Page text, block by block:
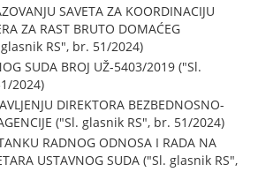
SAVETA ZA KOORDINACIJU
ZA RAST BRUTO DOMAĆEG
glasnik RS", br. 51/2024)
SUDA BROJ UŽ-5403/2019 ("Sl.
2024)
DIREKTORA BEZBEDNOSNO-
("Sl. glasnik RS", br. 51/2024)
RADNOG ODNOSA I RADA NA
USTAVNOG SUDA ("Sl. glasnik RS",